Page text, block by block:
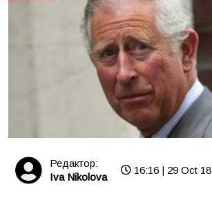
Редактор:
Iva Nikolova
16:16 | 29 Oct 18